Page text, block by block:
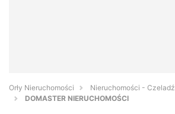
Orły Nieruchomości
Nieruchomości - Czeladź
DOMASTER NIERUCHOMOŚCI